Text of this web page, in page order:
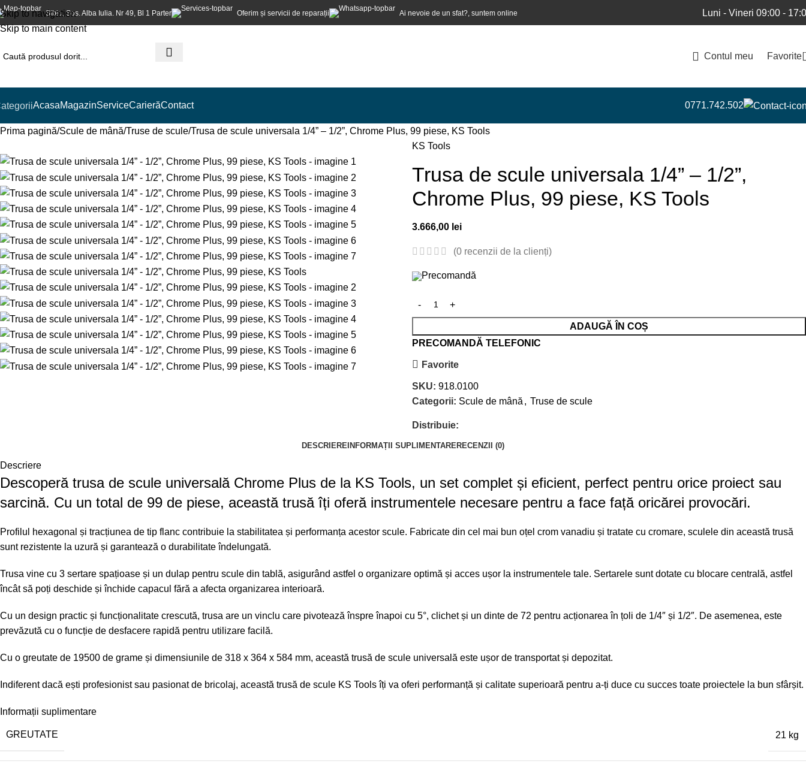
Skip to navigation
Skip to main content
Sibiu, Sos. Alba Iulia. Nr 49, Bl 1 Parter Oferim și servicii de reparații Ai nevoie de un sfat?, suntem online Luni - Vineri 09:00 -
Contul meu Favorite
AcasaMagazinServiceCarierăContact 0771.742.502
Prima pagină Scule de mână Truse de scule Trusa de scule universala 1/4” – 1/2”, Chrome Plus, 99 piese, KS Tools
KS Tools
Trusa de scule universala 1/4” – 1/2”,
Chrome Plus, 99 piese, KS Tools
3.666,00 lei
(0 recenzii de la clienți)
Precomandă
ADAUGĂ ÎN COȘ
PRECOMANDĂ TELEFONIC
Favorite
SKU: 918.0100
Categorii: Scule de mână , Truse de scule
Distribuie:
DESCRIERE INFORMAȚII SUPLIMENTARE RECENZII (0)
Descriere
Descoperă trusa de scule universală Chrome Plus de la KS Tools, un set complet și eficient, perfect pentru orice proiect sau
sarcină. Cu un total de 99 de piese, această trusă îți oferă instrumentele necesare pentru a face față oricărei provocări.
Profilul hexagonal și tracțiunea de tip flanc contribuie la stabilitatea și performanța acestor scule. Fabricate din cel mai bun oțel crom vanadiu și tratate cu cromare, sculele din această trusă
sunt rezistente la uzură și garantează o durabilitate îndelungată.
Trusa vine cu 3 sertare spațioase și un dulap pentru scule din tablă, asigurând astfel o organizare optimă și acces ușor la instrumentele tale. Sertarele sunt dotate cu blocare centrală, astfel
încât să poți deschide și închide capacul fără a afecta organizarea interioară.
Cu un design practic și funcționalitate crescută, trusa are un vinclu care pivotează înspre înapoi cu 5°, clichet și un dinte de 72 pentru acționarea în țoli de 1/4″ și 1/2″. De asemenea, este
prevăzută cu o funcție de desfacere rapidă pentru utilizare facilă.
Cu o greutate de 19500 de grame și dimensiunile de 318 x 364 x 584 mm, această trusă de scule universală este ușor de transportat și depozitat.
Indiferent dacă ești profesionist sau pasionat de bricolaj, această trusă de scule KS Tools îți va oferi performanță și calitate superioară pentru a-ți duce cu succes toate proiectele la bun sfârșit.
Informații suplimentare
GREUTATE 21 kg